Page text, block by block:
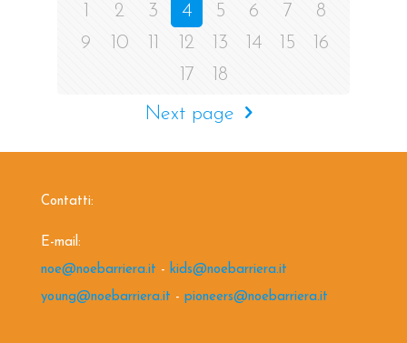
1 2 3 4 5 6 7
8
9
10 11 12 13 14 15
16
17
18
Next page
Contatti:
E-mail:
noe@noebarriera.it - kids@noebarriera.it
young@noebarriera.it - pioneers@noebarriera.it